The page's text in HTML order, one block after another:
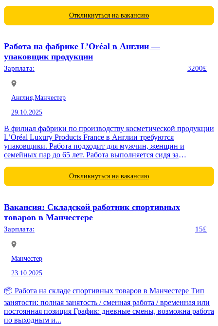
Откликнуться на вакансию
Работа на фабрике L’Oréal в Англии —
упаковщик продукции
Зарплата: 3200£
Англия, Манчестер
29.10.2025
В филиал фабрики по производству косметической продукции
L’Oréal Luxury Products France в Англии требуются
упаковщики. Работа подходит для мужчин, женщин и
семейных пар до 65 лет. Работа выполняется сидя за
Откликнуться на вакансию
Вакансия: Складской работник спортивных
товаров в Манчестере
Зарплата: 15£
Манчестер
23.10.2025
📦 Работа на складе спортивных товаров в Манчестере Тип
занятости: полная занятость / сменная работа / временная или
постоянная позиция График: дневные смены, возможна работа
по выходным и...